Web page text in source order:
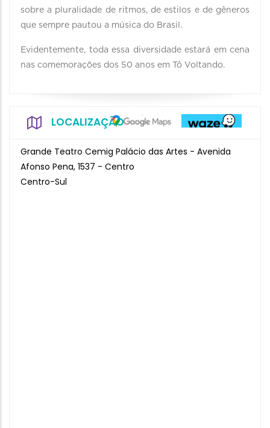
sobre a pluralidade de ritmos, de estilos e de gêneros
que sempre pautou a música do Brasil.
Evidentemente, toda essa diversidade estará em cena
nas comemorações dos 50 anos em Tô Voltando.
LOCALIZAÇÃO
Grande Teatro Cemig Palácio das Artes - Avenida
Afonso Pena, 1537 - Centro
Centro-Sul